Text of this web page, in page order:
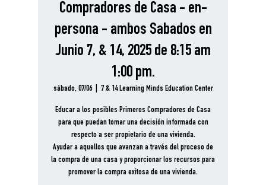
Compradores de Casa - en-
persona - ambos Sabados en
Junio 7, & 14, 2025 de 8:15 am
1:00 pm.
sábado, 07/06
  |
7 & 14 Learning Minds Education Center
Educar a los posibles Primeros Compradores de Casa
para que puedan tomar una decisión informada con
respecto a ser propietario de una vivienda.
Ayudar a aquellos que avanzan a través del proceso de
la compra de una casa y proporcionar los recursos para
promover la compra exitosa de una vivienda.